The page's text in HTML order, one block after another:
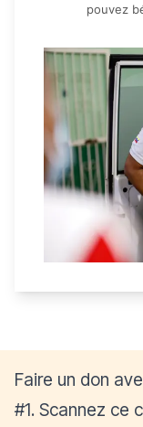
pouvez
Faire un don
#1. Scannez ce